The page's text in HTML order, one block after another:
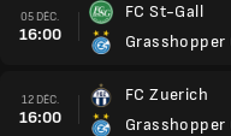
05 DÉC.
16:00
FC St-Gall
Grasshopper
12 DÉC.
16:00
FC Zuerich
Grasshopper